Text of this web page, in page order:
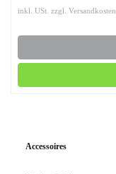
inkl. USt. zzgl. Versandkosten
Accessoires